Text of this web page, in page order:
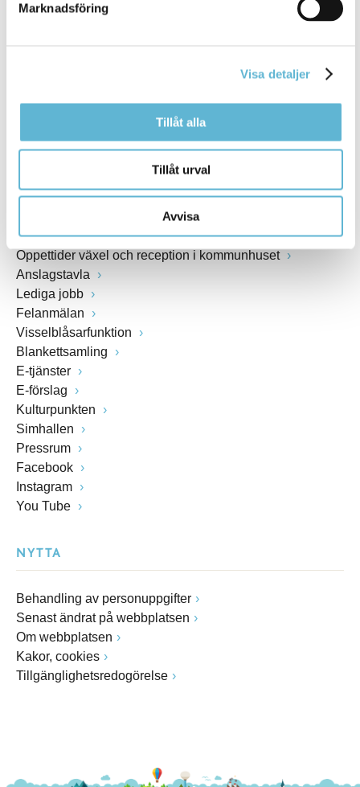
Marknadsföring
Visa detaljer
Tillåt alla
Tillåt urval
Avvisa
Box 18, 295 21 Bromölla
Fax: 0456-82 22 00
Öppettider växel och reception i kommunhuset
Anslagstavla
Lediga jobb
Felanmälan
Visselblåsarfunktion
Blankettsamling
E-tjänster
E-förslag
Kulturpunkten
Simhallen
Pressrum
Facebook
Instagram
You Tube
NYTTA
Behandling av personuppgifter
Senast ändrat på webbplatsen
Om webbplatsen
Kakor, cookies
Tillgänglighetsredogörelse